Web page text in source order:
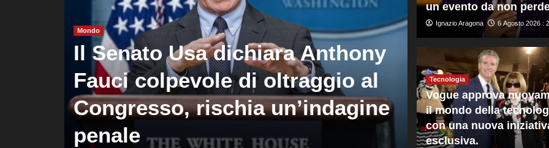
Mondo
Il Senato Usa dichiara Anthony
Fauci colpevole di oltraggio al
Congresso, rischia un’indagine
penale
Crans
ricorso
costituzione
governo
un evento da non
Ignazio Aragona 6 Agosto 2026 :
Tecnologia
Vogue approva
il mondo della
con una nuova
esclusiva.